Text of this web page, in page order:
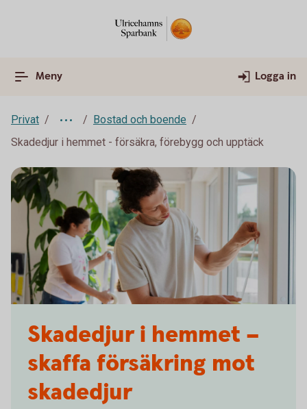
Meny Logga in
Privat
Bostad och boende
Skadedjur i hemmet - försäkra, förebygg och upptäck
Skadedjur i hemmet –
skaffa försäkring mot
skadedjur